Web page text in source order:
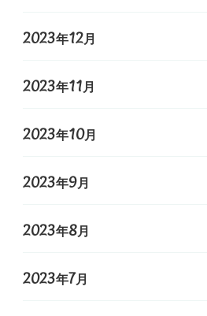
2023年12月
2023年11月
2023年10月
2023年9月
2023年8月
2023年7月